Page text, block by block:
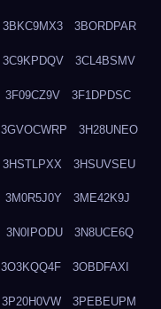
3BKC9MX3 3BORDPAR
3C9KPDQV 3CL4BSMV
3F09CZ9V 3F1DPDSC
3GVOCWRP 3H28UNEO
3HSTLPXX 3HSUVSEU
3M0R5J0Y 3ME42K9J
3N0IPODU 3N8UCE6Q
3O3KQQ4F 3OBDFAXI
3P20H0VW 3PEBEUPM